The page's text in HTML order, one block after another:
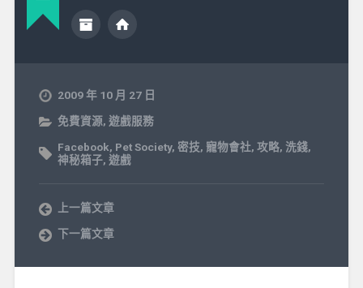
2009 年 10 月 27 日
免費資源, 遊戲服務
Facebook, Pet Society, 密技, 寵物會社, 攻略, 洗錢,
神秘箱子, 遊戲
上一篇文章
下一篇文章